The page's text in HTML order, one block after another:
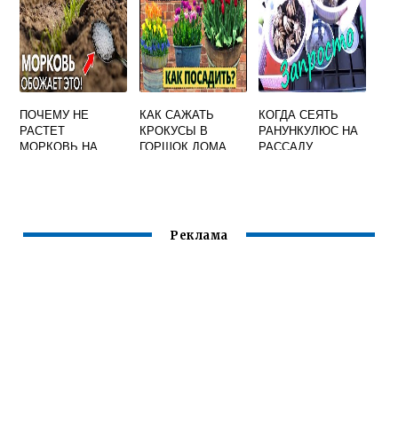
ПОЧЕМУ НЕ
РАСТЕТ
МОРКОВЬ НА
КАК САЖАТЬ
КРОКУСЫ В
ГОРШОК ДОМА
КОГДА СЕЯТЬ
РАНУНКУЛЮС НА
РАССАДУ
Реклама